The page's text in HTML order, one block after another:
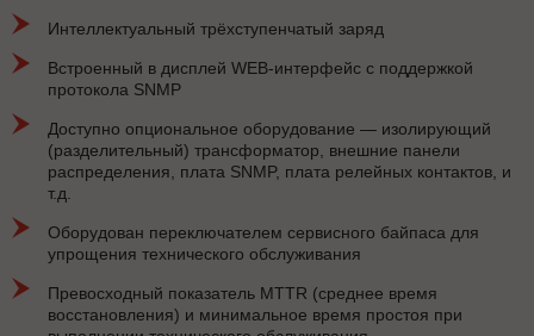
Интеллектуальный трёхступенчатый заряд
Встроенный в дисплей WEB-интерфейс с поддержкой
протокола SNMP
Доступно опциональное оборудование — изолирующий
(разделительный) трансформатор, внешние панели
распределения, плата SNMP, плата релейных контактов, и
т.д.
Оборудован переключателем сервисного байпаса для
упрощения технического обслуживания
Превосходный показатель MTTR (среднее время
восстановления) и минимальное время простоя при